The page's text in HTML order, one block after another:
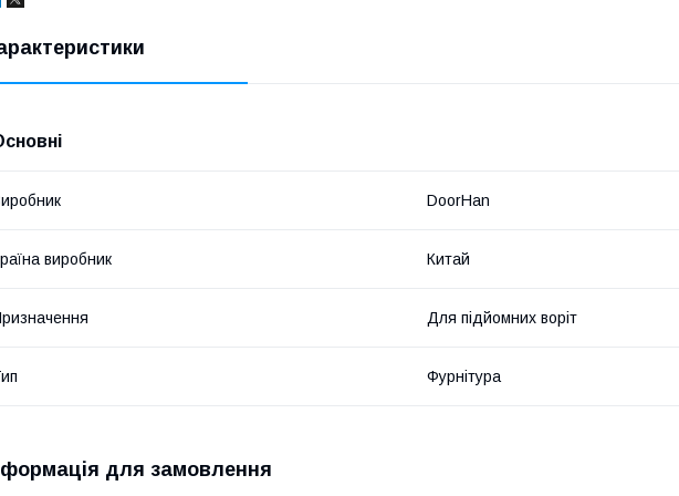
DoorHan
виробник Китай
Для підйомних воріт
Фурнітура
для замовлення